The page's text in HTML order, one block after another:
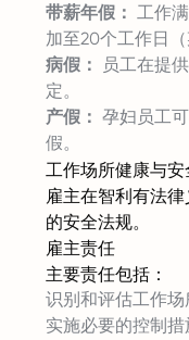
带薪年假： 工作
加至20个工作日（
病假：
员工在提
定。
产假： 孕妇员工
假。
工作场所健康与
雇主在智利有法
的安全法规。
雇主责任
主要责任包括：
识别和评估工作场
实施必要的控制措